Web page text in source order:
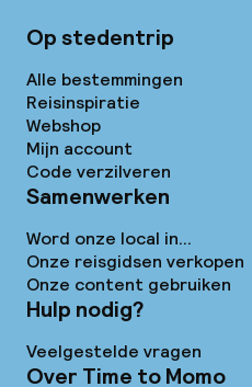
Op stedentrip
Alle bestemmingen
Reisinspiratie
Webshop
Mijn account
Code verzilveren
Samenwerken
Word onze local in...
Onze reisgidsen verkopen
Onze content gebruiken
Hulp nodig?
Veelgestelde vragen
Over Time to Momo